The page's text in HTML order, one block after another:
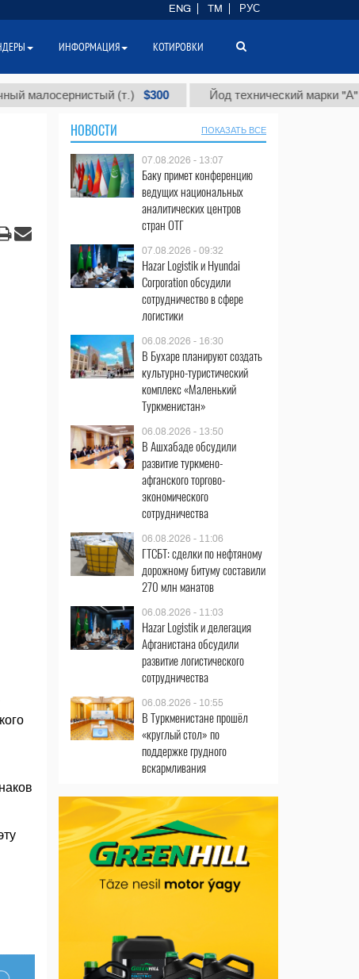
(т.) $300 Йод технический марки "А" (т.)
НОВОСТИ ПОКАЗАТЬ ВСЕ
07.08.2026 - 13:07
Баку примет конференцию
ведущих национальных
аналитических центров
стран ОТГ
07.08.2026 - 09:32
Hazar Logistik и Hyundai
Corporation обсудили
сотрудничество в сфере
логистики
06.08.2026 - 16:30
В Бухаре планируют создать
культурно-туристический
комплекс «Маленький
Туркменистан»
06.08.2026 - 13:50
В Ашхабаде обсудили
развитие туркмено-
афганского торгово-
экономического
сотрудничества
06.08.2026 - 11:06
ГТСБТ: сделки по нефтяному
дорожному битуму составили
270 млн манатов
06.08.2026 - 11:03
Hazar Logistik и делегация
Афганистана обсудили
развитие логистического
сотрудничества
06.08.2026 - 10:55
В Туркменистане прошёл
«круглый стол» по
поддержке грудного
вскармливания
ENG TM РУС
ИНФОРМАЦИЯ КОТИРОВКИ